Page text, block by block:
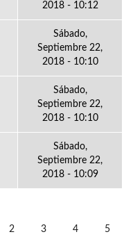
2018 - 10:12
Sábado,
Septiembre 22,
2018 - 10:10
Sábado,
Septiembre 22,
2018 - 10:10
Sábado,
Septiembre 22,
2018 - 10:09
2 3 4 5